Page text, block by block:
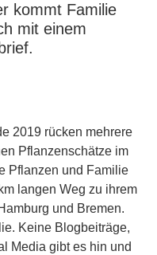
kommt Familie
mit einem
2019 rücken mehrere
Pflanzenschätze im
Pflanzen und Familie
langen Weg zu ihrem
und Bremen.
Keine Blogbeiträge,
Media gibt es hin und